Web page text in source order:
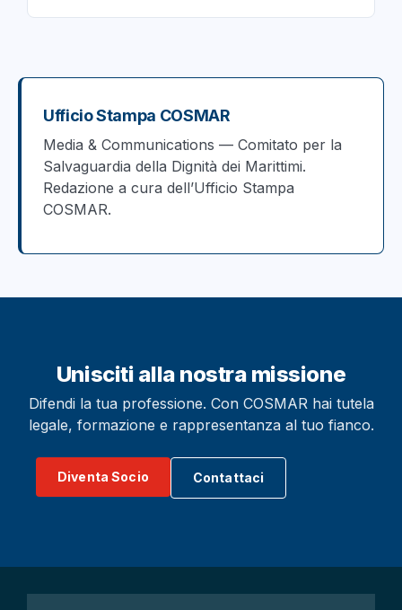
Ufficio Stampa COSMAR
Media & Communications — Comitato per la
Salvaguardia della Dignità dei Marittimi.
Redazione a cura dell’Ufficio Stampa
COSMAR.
Unisciti alla nostra missione
Difendi la tua professione. Con COSMAR hai tutela
legale, formazione e rappresentanza al tuo fianco.
Diventa Socio Contattaci